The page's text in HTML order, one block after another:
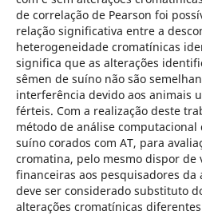
de correlação de Pearson foi
relação significativa entre a
heterogeneidade cromatínicas
significa que as alterações
sêmen de suíno não são
interferência devido aos animais
férteis. Com a realização deste
método de análise computacional
suíno corados com AT, para
cromatina, pelo mesmo dispor de
financeiras aos pesquisadores da
deve ser considerado substituto
alterações cromatínicas diferentes